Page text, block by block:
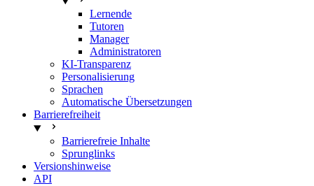
Lernende
Tutoren
Manager
Administratoren
KI-Transparenz
Personalisierung
Sprachen
Automatische Übersetzungen
Barrierefreiheit
Barrierefreie Inhalte
Sprunglinks
Versionshinweise
API